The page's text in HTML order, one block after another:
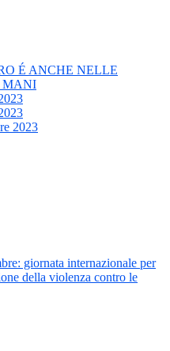
É ANCHE NELLE
MANI
2023
giornata internazionale per
della violenza contro le